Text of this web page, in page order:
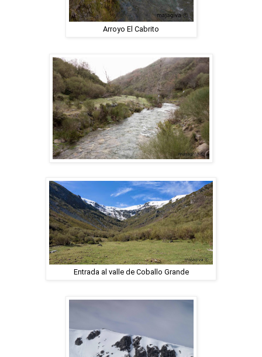
Arroyo El Cabrito
Entrada al valle de Coballo Grande